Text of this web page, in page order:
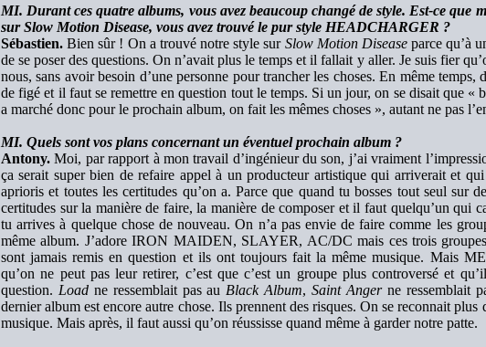
MI. Durant ces quatre albums, vous avez beaucoup changé de style. Est-ce que
sur Slow Motion Disease, vous avez trouvé le pur style HEADCHARGER ?
Sébastien. Bien sûr ! On a trouvé notre style sur Slow Motion Diseaseparce qu’à
de se poser des questions. On n’avait plus le temps et il fallait y aller. Je suis fier
nous, sans avoir besoin d’une personne pour trancher les choses. En même temps,
de figé et il faut se remettre en question tout le temps. Si un jour, on se disait que «
a marché donc pour le prochain album, on fait les mêmes choses », autant ne pas
MI. Quels sont vos plans concernant un éventuel prochain album ?
Antony. Moi, par rapport à mon travail d’ingénieur du son, j’ai vraiment
ça serait super bien de refaire appel à un producteur artistique qui arriverait et
aprioris et toutes les certitudes qu’on a. Parce que quand tu bosses tout seul sur
certitudes sur la manière de faire, la manière de composer et il faut quelqu’un qui
tu arrives à quelque chose de nouveau. On n’a pas envie de faire comme les
même album. J’adore IRON MAIDEN, SLAYER, AC/DC mais ces trois
sont jamais remis en question et ils ont toujours fait la même musique. Mais
qu’on ne peut pas leur retirer, c’est que c’est un groupe plus controversé et
question. Loadne ressemblait pas au Black Album,Saint Angerne ressemblait
dernier album est encore autre chose. Ils prennent des risques. On se reconnait plus
musique. Mais après, il faut aussi qu’on réussisse quand même à garder notre patte.